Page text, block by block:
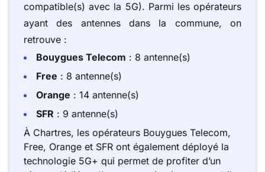
compatible(s) avec la 5G). Parmi les opérateurs
ayant des antennes dans la commune, on
retrouve :
Bouygues Telecom : 8 antenne(s)
Free : 8 antenne(s)
Orange : 14 antenne(s)
SFR : 9 antenne(s)
À Chartres, les opérateurs Bouygues Telecom,
Free, Orange et SFR ont également déployé la
technologie 5G+ qui permet de profiter d’un